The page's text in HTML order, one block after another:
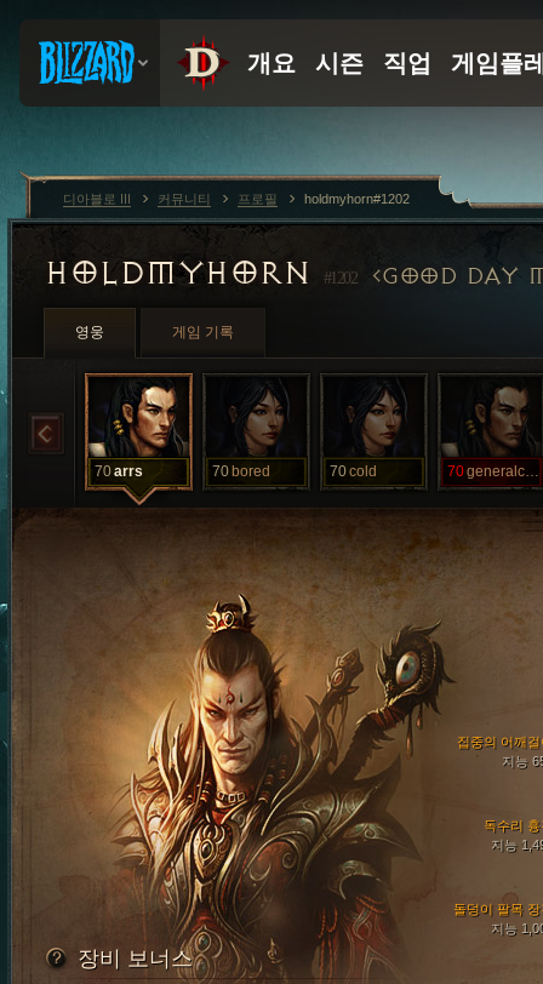
HOLDMYHORN #1202 GOOD DAY
영웅 게임 기록
70arrs 70 bored 70cold 70 generalchat
독수리 흉
지능
돌덩이 팔목 장
지능
집중의 어깨걸
지능
장비 보너스
디아블로 III 커뮤니티 프로필 holdmyhorn#1202